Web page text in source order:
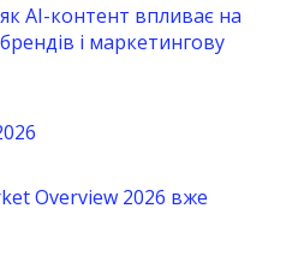
AI-контент впливає на
і маркетингову
Overview 2026 вже